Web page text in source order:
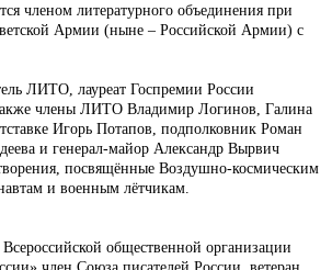
членом литературного объединения при
Армии (ныне – Российской Армии) с
ЛИТО, лауреат Госпремии России
члены ЛИТО Владимир Логинов, Галина
Игорь Потапов, подполковник Роман
и генерал-майор Александр Вырвич
посвящённые Воздушно-космическим
и военным лётчикам.
общественной организации